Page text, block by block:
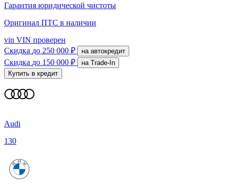
Гарантия юридической чистоты
Оригинал ПТС в наличии
vin VIN проверен
Скидка до 250 000 ₽ на автокредит
Скидка до 150 000 ₽
на Trade-In
Купить в кредит
Audi
130